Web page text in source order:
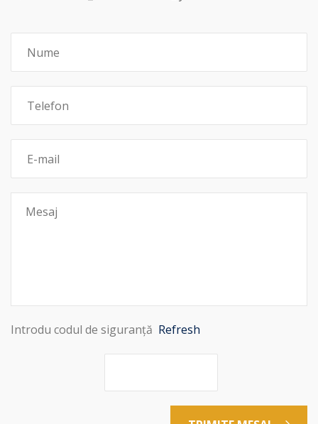
Introdu codul de siguranță Refresh